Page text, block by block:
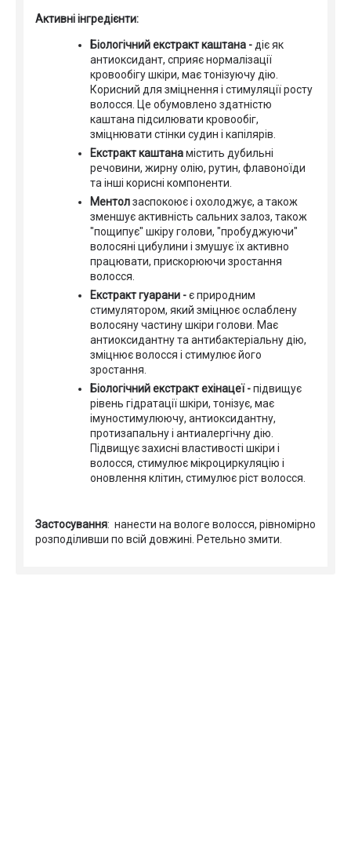
Активні інгредієнти:
Біологічний екстракт каштана - діє як
антиоксидант, сприяє нормалізації
кровообігу шкіри, має тонізуючу дію.
Корисний для зміцнення і стимуляції росту
волосся. Це обумовлено здатністю
каштана підсилювати кровообіг,
зміцнювати стінки судин і капілярів.
Екстракт каштанамістить дубильні
речовини, жирну олію, рутин, флавоноїди
та інші корисні компоненти.
Ментолзаспокоює і охолоджує, а також
зменшує активність сальних залоз, також
"пощипує" шкіру голови, "пробуджуючи"
волосяні цибулини і змушує їх активно
працювати, прискорюючи зростання
волосся.
Екстракт гуарани -є природним
стимулятором, який зміцнює ослаблену
волосяну частину шкіри голови. Має
антиоксидантну та антибактеріальну дію,
зміцнює волосся і стимулює його
зростання.
Біологічний екстракт ехінацеї -підвищує
рівень гідратації шкіри, тонізує, має
імуностимулюючу, антиоксидантну,
протизапальну і антиалергічну дію.
Підвищує захисні властивості шкіри і
волосся, стимулює мікроциркуляцію і
оновлення клітин, стимулює ріст волосся.
Застосування: нанести на вологе волосся, рівномірно
розподіливши по всій довжині. Ретельно змити.